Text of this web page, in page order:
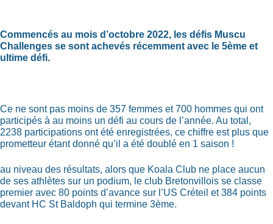
Commencés au mois d’octobre 2022, les défis Muscu
Challenges se sont achevés récemment avec le 5ème et
ultime défi.
Ce ne sont pas moins de 357 femmes et 700 hommes qui ont
participés à au moins un défi au cours de l’année. Au total,
2238 participations ont été enregistrées, ce chiffre est plus que
prometteur étant donné qu’il a été doublé en 1 saison !
au niveau des résultats, alors que Koala Club ne place aucun
de ses athlètes sur un podium, le club Bretonvillois se classe
premier avec 80 points d’avance sur l’US Créteil et 384 points
devant HC St Baldoph qui termine 3ème.